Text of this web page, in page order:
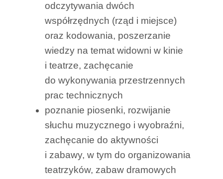
odczytywania dwóch
współrzędnych (rząd i miejsce)
oraz kodowania, poszerzanie
wiedzy na temat widowni w kinie
i teatrze, zachęcanie
do wykonywania przestrzennych
prac technicznych
poznanie piosenki, rozwijanie
słuchu muzycznego i wyobraźni,
zachęcanie do aktywności
i zabawy, w tym do organizowania
teatrzyków, zabaw dramowych